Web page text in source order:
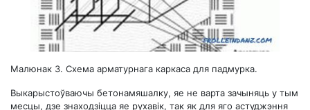
Малюнак 3. Схема арматурнага каркаса для падмурка.
Выкарыстоўваючы бетонамяшалку, яе не варта зачыняць у тым
месцы, дзе знаходзіцца яе рухавік, так як для яго астуджэння